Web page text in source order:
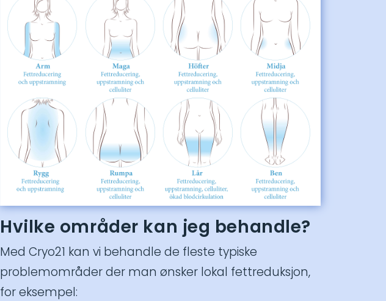
Hvilke områder kan jeg behandle?
Med Cryo21 kan vi behandle de fleste typiske
problemområder der man ønsker lokal fettreduksjon,
for eksempel: